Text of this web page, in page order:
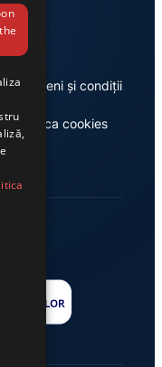
Termeni și condiții
Politica cookies